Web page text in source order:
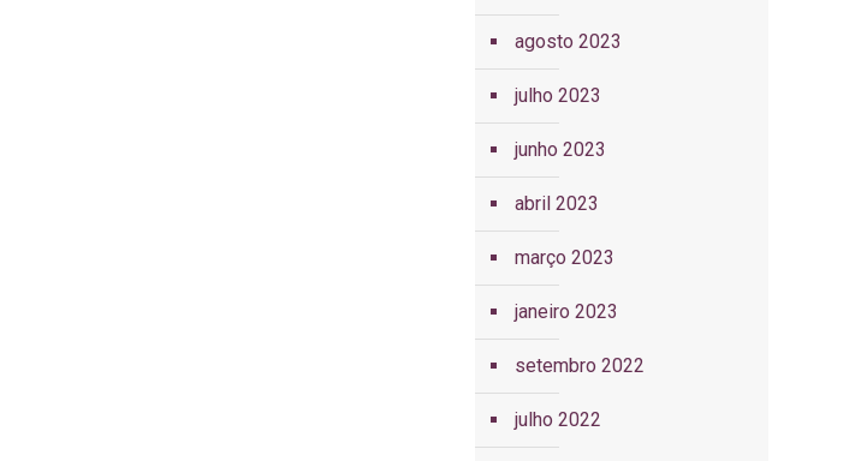
agosto 2023
julho 2023
junho 2023
abril 2023
março 2023
janeiro 2023
setembro 2022
julho 2022